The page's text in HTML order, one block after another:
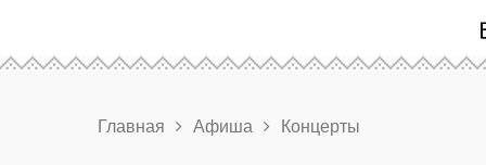
Главная Афиша Концерты